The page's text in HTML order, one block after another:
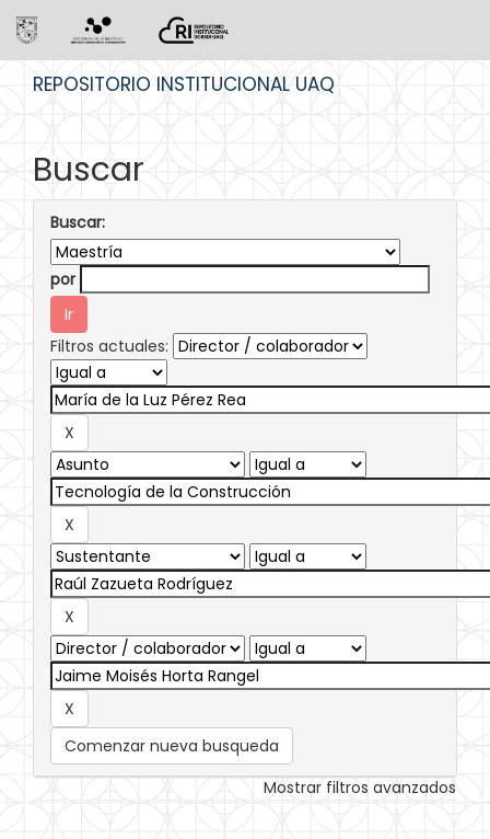
REPOSITORIO INSTITUCIONAL UAQ
Buscar
Buscar:
por
Filtros actuales:
Comenzar nueva busqueda
Mostrar filtros avanzados